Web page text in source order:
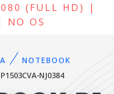
(FULL HD) |
NO OS
NOTEBOOK
P1503CVA-NJ0384